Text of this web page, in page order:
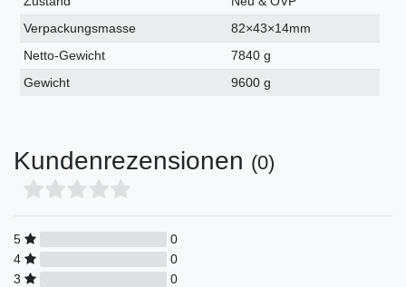
Verpackungsmasse
82×43×14mm
Netto-Gewicht
7840 g
Gewicht
9600 g
Kundenrezensionen (0)
5
0
4
0
3
0